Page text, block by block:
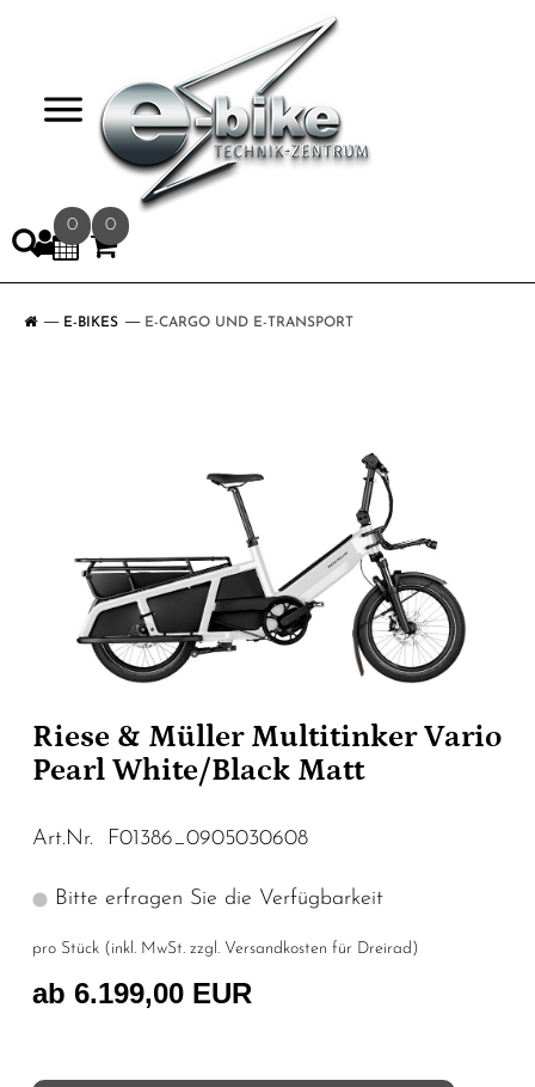
0 0
E-BIKES E-CARGO UND E-TRANSPORT
Riese & Müller Multitinker Vario
Pearl White/Black Matt
Art.Nr. F01386_0905030608
Bitte erfragen Sie die Verfügbarkeit
pro Stück (inkl. MwSt. zzgl. Versandkosten für Dreirad )
ab 6.199,00 EUR